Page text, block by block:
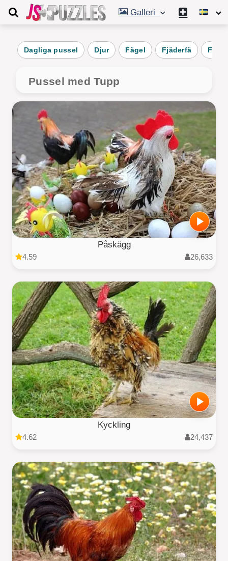
Galleri
Dagliga pussel Djur Fågel Fjäderfä
Pussel med Tupp
Påskägg
4.59 26,633
Kyckling
4.62 24,437